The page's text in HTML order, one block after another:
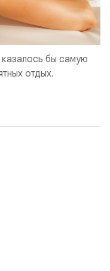
казалось бы самую
отдых.